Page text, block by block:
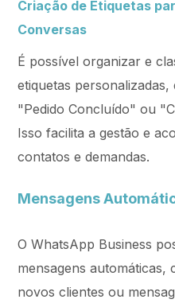
Criação de Etiquetas
Conversas
É possível organizar e
etiquetas
"Pedido Concluído" ou
Isso facilita a gestão e
contatos e demandas.
Mensagens
O WhatsApp Business
mensagens automáticas,
novos clientes ou